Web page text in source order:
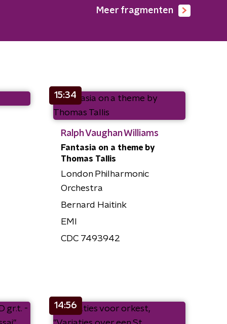
Meer fragmenten
15:34
Ralph Vaughan Williams
Fantasia on a theme by
Thomas Tallis
London Philharmonic
Orchestra
Bernard Haitink
EMI
CDC 7493942
14:56